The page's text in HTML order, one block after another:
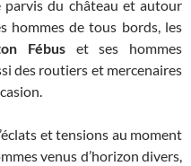
parvis du château et autour
hommes de tous bords, les
Fébus et ses hommes
des routiers et mercenaires
et tensions au moment
venus d’horizon divers,